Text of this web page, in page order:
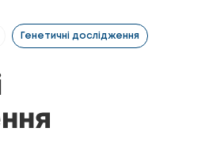
Генетичні дослідження